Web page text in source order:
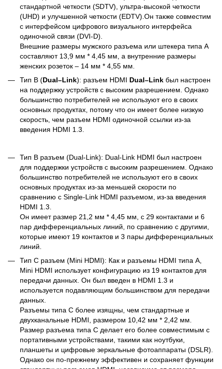
стандартной четкости (SDTV), ультра-высокой четкости
(UHD) и улучшенной четкости (EDTV).Он также совместим
с интерфейсом цифрового визуального интерфейса
одиночной связи (DVI-D).
Внешние размеры мужского разъема или штекера типа А
составляют 13,9 мм * 4,45 мм, а внутренние размеры
женских розеток – 14 мм * 4,55 мм.
Тип B (Dual–Link): разъем HDMI Dual–Link был настроен
на поддержку устройств с высоким разрешением. Однако
большинство потребителей не используют его в своих
основных продуктах, потому что он имеет более низкую
скорость, чем разъем HDMI одиночной ссылки из-за
введения HDMI 1.3.
Тип B разъем (Dual-Link): Dual-Link HDMI был настроен
для поддержки устройств с высоким разрешением. Однако
большинство потребителей не используют его в своих
основных продуктах из-за меньшей скорости по
сравнению с Single-Link HDMI разъемом, из-за введения
HDMI 1.3.
Он имеет размер 21,2 мм * 4,45 мм, с 29 контактами и 6
пар дифференциальных линий, по сравнению с другими,
которые имеют 19 контактов и 3 пары дифференциальных
линий.
Тип С разъем (Mini HDMI): Как и разъемы HDMI типа A,
Mini HDMI использует конфигурацию из 19 контактов для
передачи данных. Он был введен в HDMI 1.3 и
используется подавляющим большинством для передачи
данных.
Разъемы типа C более изящны, чем стандартные и
двухканальные HDMI, размером 10,42 мм * 2,42 мм.
Размер разъема типа C делает его более совместимым с
портативными устройствами, такими как ноутбуки,
планшеты и цифровые зеркальные фотоаппараты (DSLR).
Однако он по-прежнему эффективен и сохраняет функции